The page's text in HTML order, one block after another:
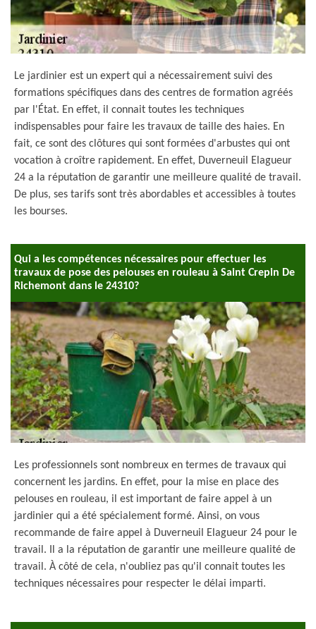
Le jardinier est un expert qui a nécessairement suivi des
formations spécifiques dans des centres de formation agréés
par l'État. En effet, il connait toutes les techniques
indispensables pour faire les travaux de taille des haies. En
fait, ce sont des clôtures qui sont formées d'arbustes qui ont
vocation à croître rapidement. En effet, Duverneuil Elagueur
24 a la réputation de garantir une meilleure qualité de travail.
De plus, ses tarifs sont très abordables et accessibles à toutes
les bourses.
Qui a les compétences nécessaires pour effectuer les
travaux de pose des pelouses en rouleau à Saint Crepin De
Richemont dans le 24310?
Les professionnels sont nombreux en termes de travaux qui
concernent les jardins. En effet, pour la mise en place des
pelouses en rouleau, il est important de faire appel à un
jardinier qui a été spécialement formé. Ainsi, on vous
recommande de faire appel à Duverneuil Elagueur 24 pour le
travail. Il a la réputation de garantir une meilleure qualité de
travail. À côté de cela, n'oubliez pas qu'il connait toutes les
techniques nécessaires pour respecter le délai imparti.